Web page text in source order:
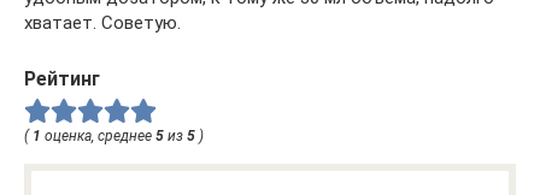
хватает. Советую.
Рейтинг
( 1 оценка, среднее 5 из 5 )